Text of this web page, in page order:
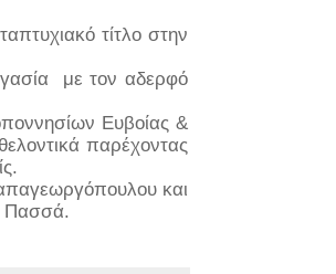
τίτλο στην
με τον αδερφό
Ευβοίας &
παρέχοντας
και
Πασσά.